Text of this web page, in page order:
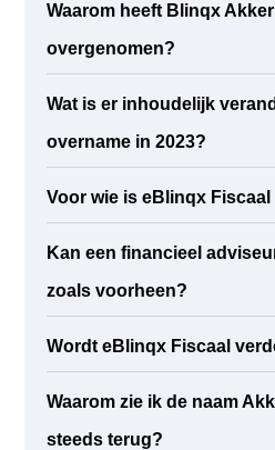
Waarom heeft Blinqx
overgenomen?
Wat is er inhoudelijk
overname in 2023?
Voor wie is eBlinqx
Kan een financieel
zoals voorheen?
Wordt eBlinqx Fiscaal
Waarom zie ik de naam
steeds terug?